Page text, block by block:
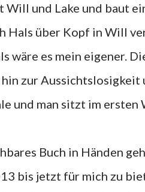
und Lake und baut
Hals über Kopf in Will
wäre es mein eigener.
zur
und man sitzt im ersten
Buch in Händen
bis jetzt für mich zu